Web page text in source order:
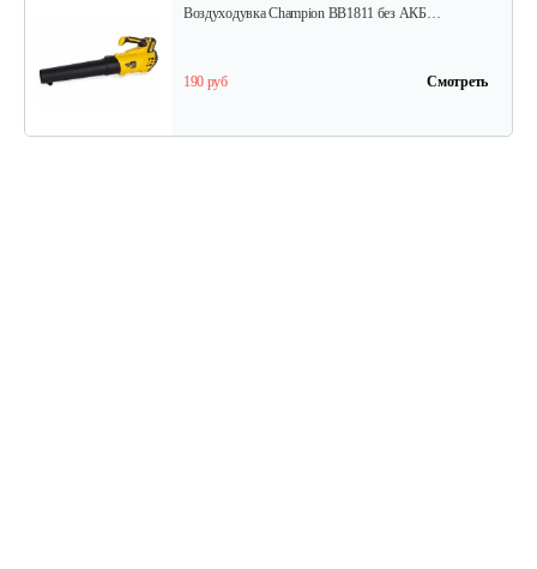
Воздуходувка Champion BB1811 без АКБ…
190 руб Смотреть